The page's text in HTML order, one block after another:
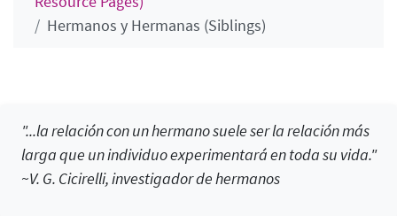
Hermanos y Hermanas (Siblings)
"...la relación con un hermano suele ser la relación más
larga que un individuo experimentará en toda su vida."
~V. G. Cicirelli, investigador de hermanos